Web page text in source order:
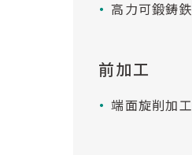
高力可鍛鋳鉄
前加工
端面旋削加工